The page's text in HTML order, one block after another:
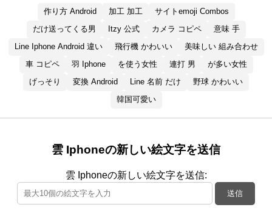
作り方 Android 加工 加工
サイトemoji Combos
だけ送ってくる男
Itzy 公式 カメラ コピペ
意味 手
Line Iphone Android 違い
飛行機 かわいい
美味しい 組み合わせ
車 コピペ
羽 Iphone を使う女性 連打 男
が多い女性
げっそり
変換 Android Line 名前 だけ
野球 かわいい
韓国可愛い
雲 Iphoneの新しい絵文字を送信
雲 Iphoneの新しい絵文字を送信:
送信